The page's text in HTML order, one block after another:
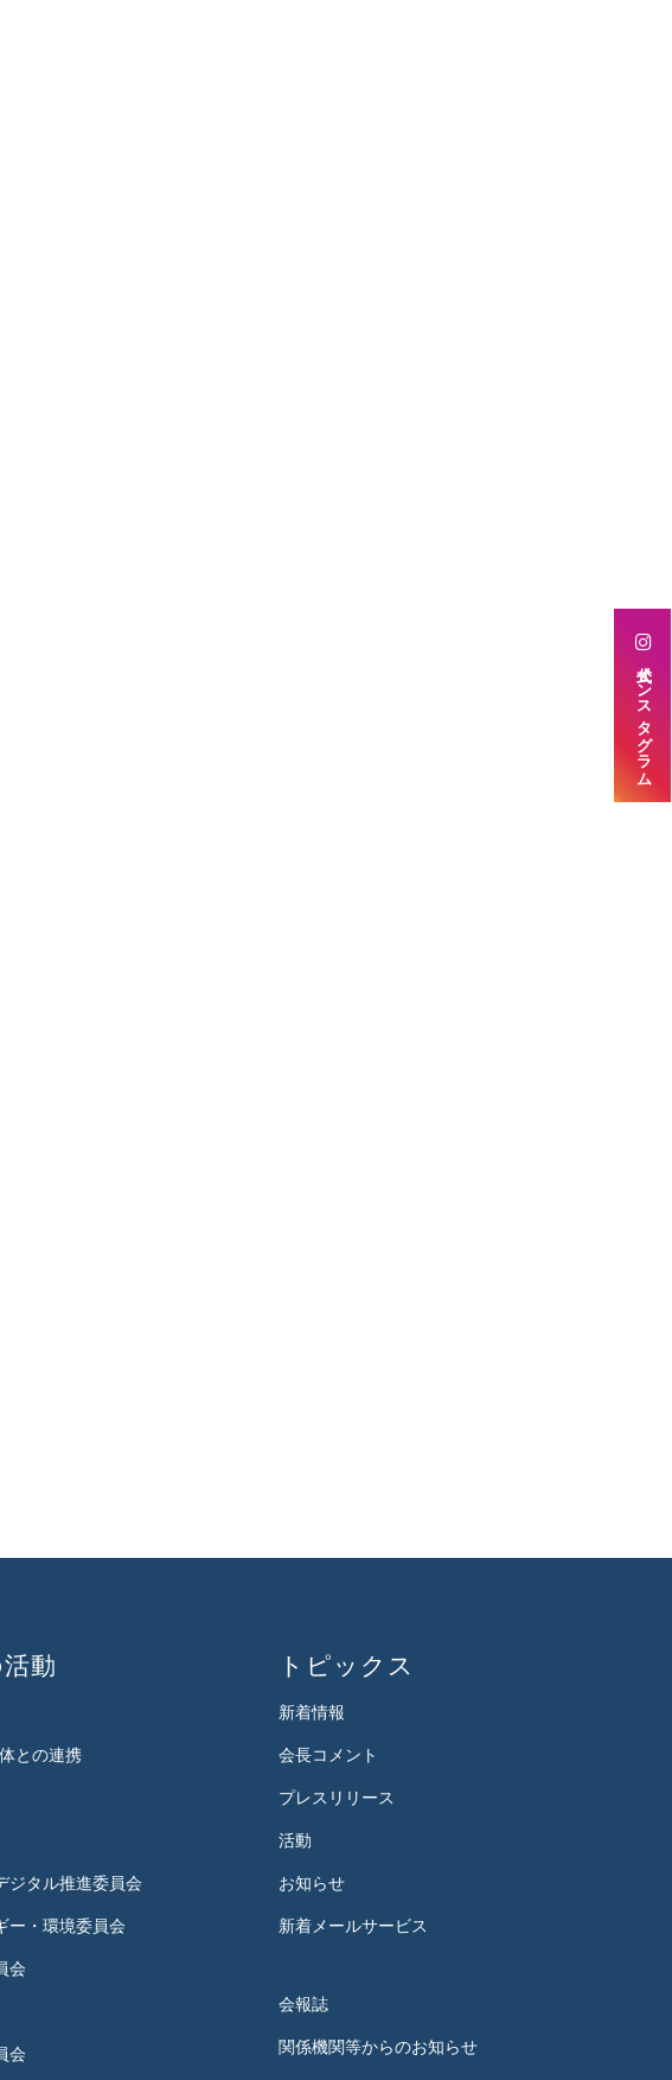
動
との連携
ジタル推進委員会
ー・環境委員会
会
会
トピックス
新着情報
会長コメント
プレスリリース
活動
お知らせ
新着メールサービス
会報誌
関係機関等からのお知らせ
公式インスタグラム